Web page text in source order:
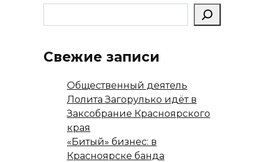
Свежие записи
Общественный деятель
Лолита Загорулько идёт в
Заксобрание Красноярского
края
«Битый» бизнес: в
Красноярске банда